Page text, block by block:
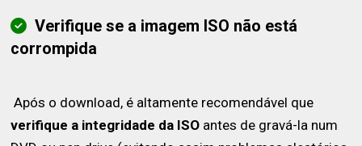
Verifique se a imagem ISO não está
corrompida
Após o download, é altamente recomendável que
verifique a integridade da ISO antes de gravá-la num